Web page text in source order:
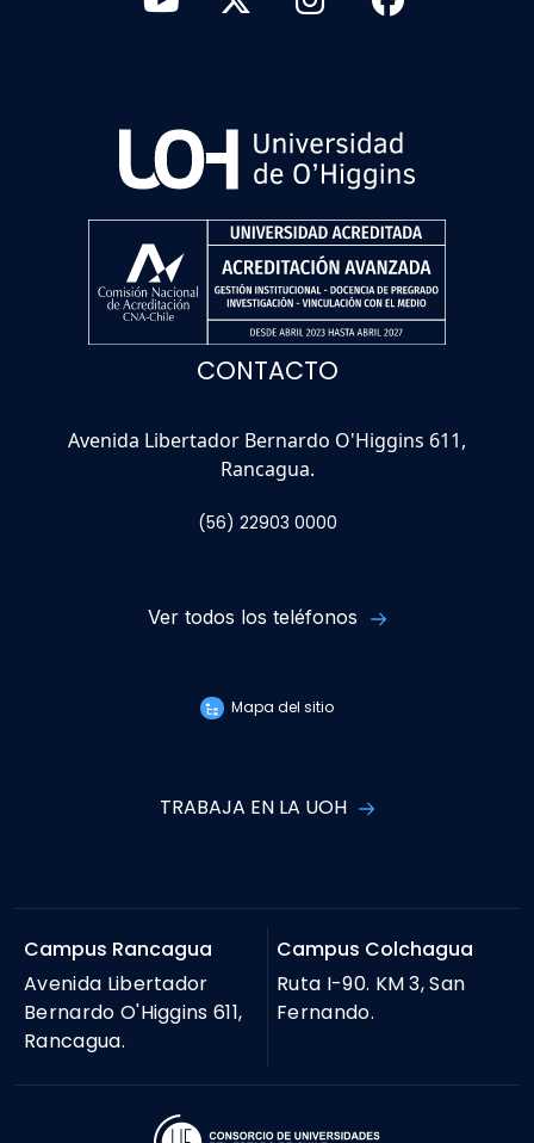
CONTACTO
Avenida Libertador Bernardo O'Higgins 611,
Rancagua.
(56) 22903 0000
Ver todos los teléfonos
Mapa del sitio
TRABAJA EN LA UOH
Campus Rancagua
Avenida Libertador
Bernardo O'Higgins 611,
Rancagua.
Campus Colchagua
Ruta I-90. KM 3, San
Fernando.